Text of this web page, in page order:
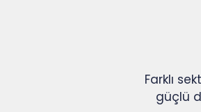
Farklı
güçlü